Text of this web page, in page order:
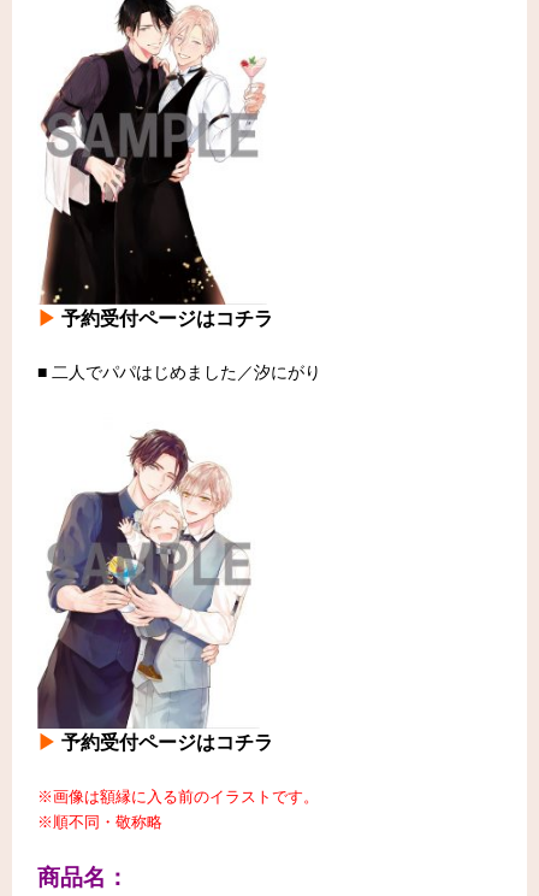
▶予約受付ページはコチラ
■ 二人でパパはじめました／汐にがり
▶予約受付ページはコチラ
※画像は額縁に入る前のイラストです。
※順不同・敬称略
商品名：